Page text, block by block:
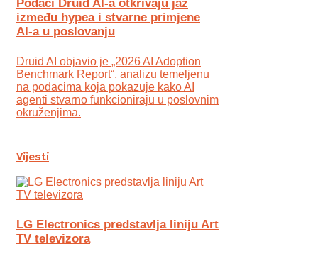
Podaci Druid AI-a otkrivaju jaz
između hypea i stvarne primjene
AI-a u poslovanju
Druid AI objavio je „2026 AI Adoption
Benchmark Report“, analizu temeljenu
na podacima koja pokazuje kako AI
agenti stvarno funkcioniraju u poslovnim
okruženjima.
Vijesti
LG Electronics predstavlja liniju Art
TV televizora